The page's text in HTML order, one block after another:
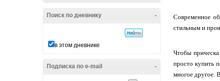
-
Поиск по дневнику
в этом дневнике
-
Подписка по e-mail
Современное
стильным и
Чтобы прическа
просто купить
многое другое.